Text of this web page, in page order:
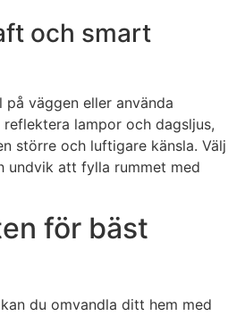
och smart
väggen eller använda
lampor och dagsljus,
större och luftigare känsla. Välj
undvik att fylla rummet med
för bäst
du omvandla ditt hem med